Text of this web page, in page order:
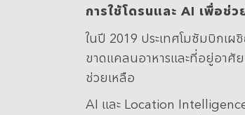
การใช้โดรนและ AI เพื่อช่ว
ในปี 2019 ประเทศโมซัมบิกเผ
ขาดแคลนอาหารและที่อยู่อาศั
ช่วยเหลือ
AI และ Location Intelligence